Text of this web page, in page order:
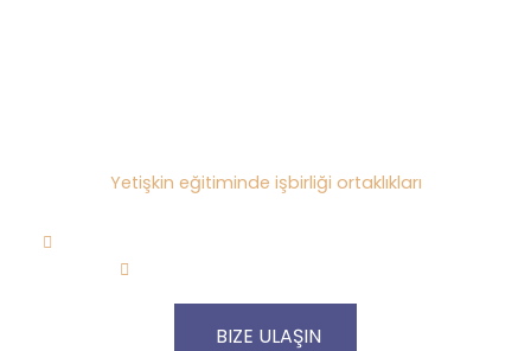
Yetişkin eğitiminde işbirliği ortaklıkları
BIZE ULAŞIN